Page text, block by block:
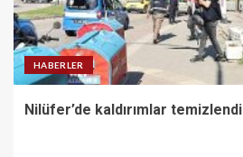
HABERLER
Nilüfer’de kaldırımlar temizlendi